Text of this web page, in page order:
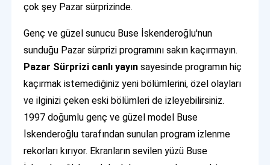
çok şey Pazar sürprizinde.
Genç ve güzel sunucu Buse İskenderoğlu'nun
sunduğu Pazar sürprizi programını sakın kaçırmayın.
Pazar Sürprizi canlı yayınsayesinde programın hiç
kaçırmak istemediğiniz yeni bölümlerini, özel olayları
ve ilginizi çeken eski bölümleri de izleyebilirsiniz.
1997 doğumlu genç ve güzel model Buse
İskenderoğlu tarafından sunulan program izlenme
rekorları kırıyor. Ekranların sevilen yüzü Buse